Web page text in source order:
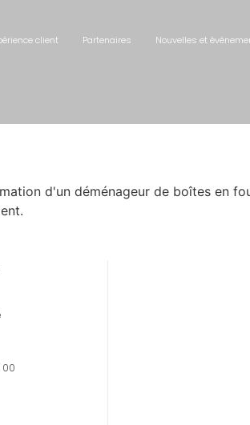
client Partenaires Nouvelles et
d'un déménageur de boîtes en
00